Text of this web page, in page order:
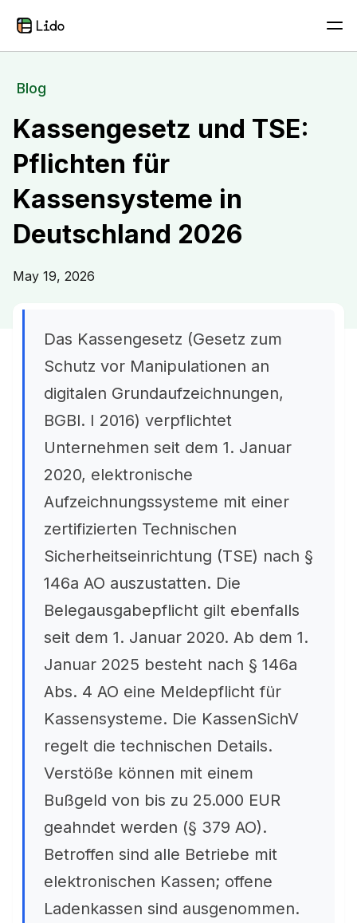
Blog
Kassengesetz und TSE:
Pflichten für
Kassensysteme in
Deutschland 2026
May 19, 2026
Das Kassengesetz (Gesetz zum
Schutz vor Manipulationen an
digitalen Grundaufzeichnungen,
BGBl. I 2016) verpflichtet
Unternehmen seit dem 1. Januar
2020, elektronische
Aufzeichnungssysteme mit einer
zertifizierten Technischen
Sicherheitseinrichtung (TSE) nach §
146a AO auszustatten. Die
Belegausgabepflicht gilt ebenfalls
seit dem 1. Januar 2020. Ab dem 1.
Januar 2025 besteht nach § 146a
Abs. 4 AO eine Meldepflicht für
Kassensysteme. Die KassenSichV
regelt die technischen Details.
Verstöße können mit einem
Bußgeld von bis zu 25.000 EUR
geahndet werden (§ 379 AO).
Betroffen sind alle Betriebe mit
elektronischen Kassen; offene
Ladenkassen sind ausgenommen.